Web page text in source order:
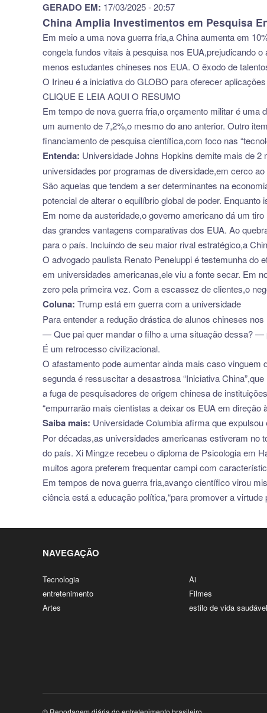
GERADO EM: 17/03/2025 - 20:57
China Amplia Investimentos em Pesquisa
Em meio a uma nova guerra fria,a China aumenta em
congela fundos vitais à pesquisa nos EUA,prejudicando
menos estudantes chineses nos EUA. O êxodo de
O Irineu é a iniciativa do GLOBO para oferecer
CLIQUE E LEIA AQUI O RESUMO
Em tempo de nova guerra fria,o orçamento militar é
um aumento de 7,2%,o mesmo do ano anterior. Outro
financiamento de pesquisa científica,com foco nas
Entenda: Universidade Johns Hopkins demite mais de
universidades por programas de diversidade,em cerco
São aquelas que tendem a ser determinantes na
potencial de alterar o equilíbrio global de poder.
Em nome da austeridade,o governo americano dá um
das grandes vantagens comparativas dos EUA. Ao
para o país. Incluindo de seu maior rival estratégico,a
O advogado paulista Renato Peneluppi é testemunha do
em universidades americanas,ele viu a fonte secar. Em
zero pela primeira vez. Com a escassez de clientes,o
Coluna: Trump está em guerra com a universidade
Para entender a redução drástica de alunos chineses
— Que pai quer mandar o filho a uma situação dessa?
É um retrocesso civilizacional.
O afastamento pode aumentar ainda mais caso
segunda é ressuscitar a desastrosa “Iniciativa
a fuga de pesquisadores de origem chinesa de
“empurrarão mais cientistas a deixar os EUA em direção
Saiba mais: Universidade Columbia afirma que
Por décadas,as universidades americanas estiveram no
do país. Xi Mingze recebeu o diploma de Psicologia em
muitos agora preferem frequentar campi com
Em tempos de nova guerra fria,avanço científico virou
ciência está a educação política,“para promover a virtude
NAVEGAÇÃO
Tecnologia Ai
entretenimento
Filmes
Artes
estilo de vida saudável